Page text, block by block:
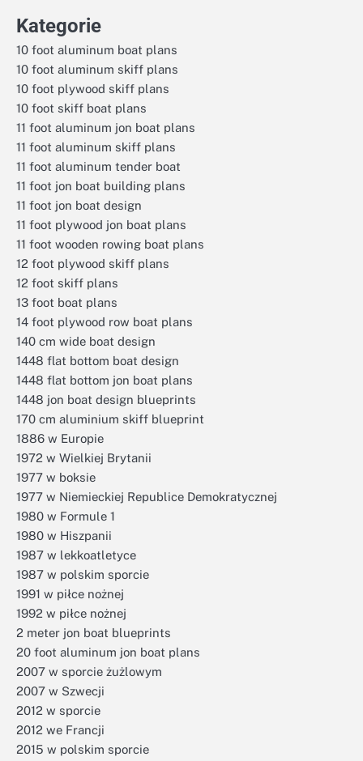
Kategorie
10 foot aluminum boat plans
10 foot aluminum skiff plans
10 foot plywood skiff plans
10 foot skiff boat plans
11 foot aluminum jon boat plans
11 foot aluminum skiff plans
11 foot aluminum tender boat
11 foot jon boat building plans
11 foot jon boat design
11 foot plywood jon boat plans
11 foot wooden rowing boat plans
12 foot plywood skiff plans
12 foot skiff plans
13 foot boat plans
14 foot plywood row boat plans
140 cm wide boat design
1448 flat bottom boat design
1448 flat bottom jon boat plans
1448 jon boat design blueprints
170 cm aluminium skiff blueprint
1886 w Europie
1972 w Wielkiej Brytanii
1977 w boksie
1977 w Niemieckiej Republice Demokratycznej
1980 w Formule 1
1980 w Hiszpanii
1987 w lekkoatletyce
1987 w polskim sporcie
1991 w piłce nożnej
1992 w piłce nożnej
2 meter jon boat blueprints
20 foot aluminum jon boat plans
2007 w sporcie żużlowym
2007 w Szwecji
2012 w sporcie
2012 we Francji
2015 w polskim sporcie